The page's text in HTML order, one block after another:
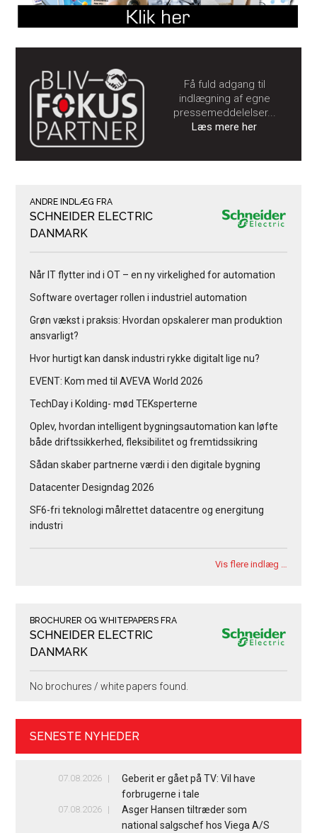
Få fuld adgang til
indlægning af egne
pressemeddelelser...
Læs mere her
ANDRE INDLÆG FRA
SCHNEIDER ELECTRIC
DANMARK
Når IT flytter ind i OT – en ny virkelighed for automation
Software overtager rollen i industriel automation
Grøn vækst i praksis: Hvordan opskalerer man produktion
ansvarligt?
Hvor hurtigt kan dansk industri rykke digitalt lige nu?
EVENT: Kom med til AVEVA World 2026
TechDay i Kolding- mød TEKsperterne
Oplev, hvordan intelligent bygningsautomation kan løfte
både driftssikkerhed, fleksibilitet og fremtidssikring
Sådan skaber partnerne værdi i den digitale bygning
Datacenter Designdag 2026
SF6-fri teknologi målrettet datacentre og energitung
industri
Vis flere indlæg …
BROCHURER OG WHITEPAPERS FRA
SCHNEIDER ELECTRIC
DANMARK
No brochures / white papers found.
SENESTE NYHEDER
07.08.2026
Geberit er gået på TV: Vil have
forbrugerne i tale
07.08.2026
Asger Hansen tiltræder som
national salgschef hos Viega A/S